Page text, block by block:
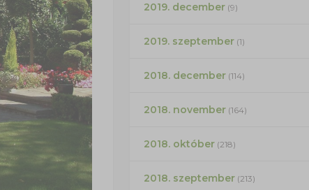
2019. december(9)
2019. szeptember(1)
2018. december(114)
2018. november(164)
2018. október(218)
2018. szeptember(213)